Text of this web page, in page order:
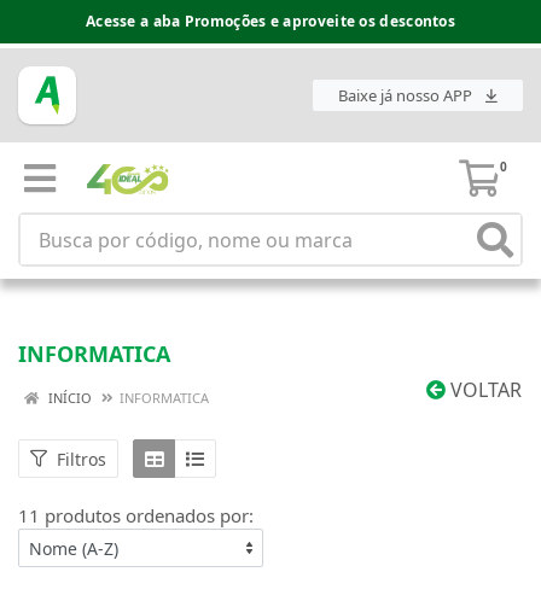
Acesse a aba Promoções e aproveite os descontos
Baixe já nosso APP
0
INFORMATICA
VOLTAR
INÍCIO INFORMATICA
Filtros
11 produtos ordenados por: